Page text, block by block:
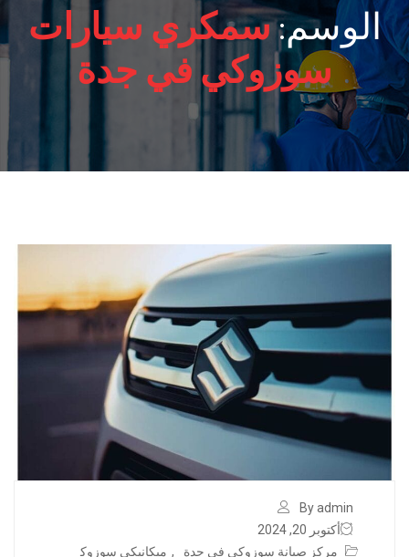
الوسم:سمكري سيارات
سوزوكي في جدة
By admin
أكتوبر 20, 2024
مركز صيانة سوزوكي في جدة
, ميكانيكي سوزوك